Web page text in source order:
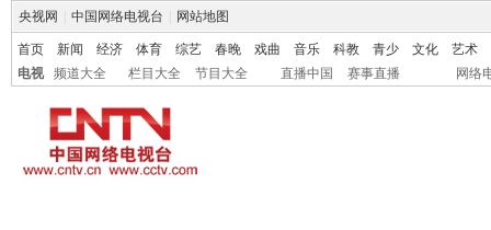
央视网 中国网络电视台 网站地图
首页 新闻 经济 体育 综艺 春晚 戏曲 音乐 科教 青少 文化
艺术
电视
频道大全 栏目大全 节目大全 直播中国 赛事直播 网络